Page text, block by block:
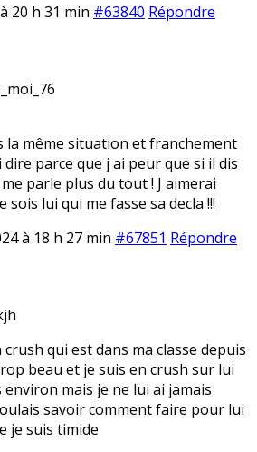
20 h 31 min #63840 Répondre
la même situation et franchement
parce que j ai peur que si il dis
parle plus du tout ! J aimerai
sois lui qui me fasse sa decla !!!
à 18 h 27 min #67851 Répondre
crush qui est dans ma classe depuis
beau et je suis en crush sur lui
mais je ne lui ai jamais
savoir comment faire pour lui
je suis timide